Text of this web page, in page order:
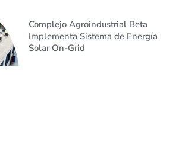
Complejo Agroindustrial Beta
Implementa Sistema de Energía
Solar On-Grid